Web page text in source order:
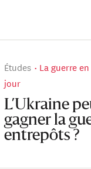
Études
La guerre
jour
L’Ukraine
gagner la
entrepôts ?